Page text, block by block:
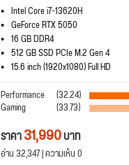
Intel Core i7-13620H
GeForce RTX 5050
16 GB DDR4
512 GB SSD PCIe M.2 Gen 4
15.6 inch (1920x1080) Full HD
Performance
(32.24)
Gaming (33.73)
ราคา31,990บาท
อ่าน 32,347 | ความเห็น 0